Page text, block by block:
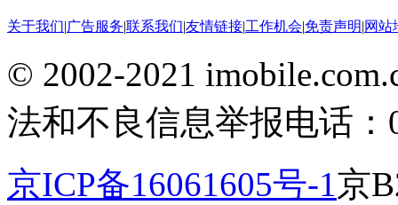
关于我们|广告服务|联系我们|友情链接|工作机会|免责声明|网站
© 2002-2021
法和不良信息举报电话：
京ICP备16061605号-1京